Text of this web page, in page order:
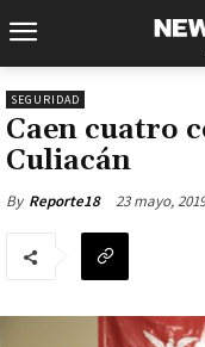
SEGURIDAD
Caen cuatro
Culiacán
By Reporte18 23 mayo, 2019